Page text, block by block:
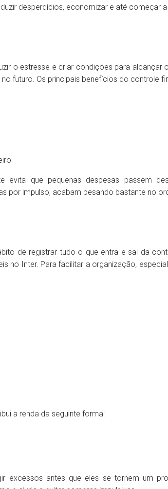
desperdícios, economizar e até começar a
o estresse e criar condições para
futuro. Os principais benefícios do controle
que pequenas despesas passem
por impulso, acabam pesando bastante no
de registrar tudo o que entra e sai da
no Inter. Para facilitar a organização,
a renda da seguinte forma:
excessos antes que eles se tornem um